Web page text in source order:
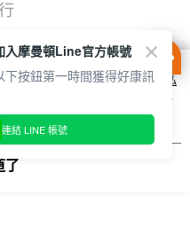
cookie 方式之詳情，及若您不希
cookie 設定，請參閱本網站「
隱私
即表示您同意本公司得按本網站使
了
入摩曼頓Line官方帳號
下按鈕第一時間獲得好康訊
連結 LINE 帳號